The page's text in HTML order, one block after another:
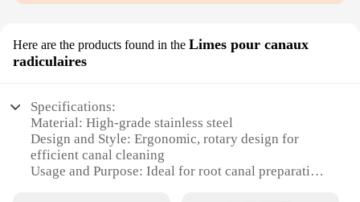
Here are the products found in the Limes pour canaux
radiculaires
Specifications:
Material: High-grade stainless steel
Design and Style: Ergonomic, rotary design for
efficient canal cleaning
Usage and Purpose: Ideal for root canal preparation